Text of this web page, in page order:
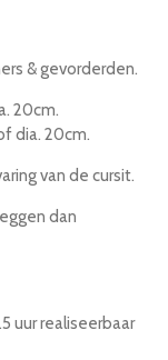
& gevorderden.
20cm.
dia. 20cm.
van de cursit.
dan
uur realiseerbaar